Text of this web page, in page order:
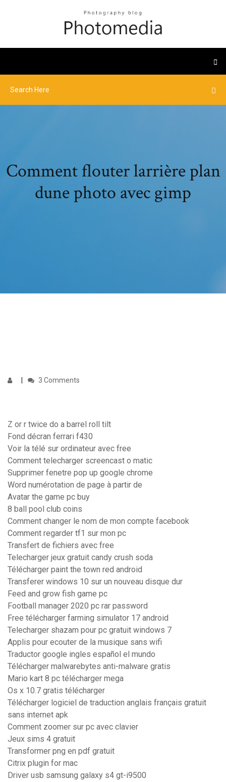
Comment flouter larrière plan
dune photo avec gimp
3 Comments
Z or r twice do a barrel roll tilt
Fond décran ferrari f430
Voir la télé sur ordinateur avec free
Comment telecharger screencast o matic
Supprimer fenetre pop up google chrome
Word numérotation de page à partir de
Avatar the game pc buy
8 ball pool club coins
Comment changer le nom de mon compte facebook
Comment regarder tf1 sur mon pc
Transfert de fichiers avec free
Telecharger jeux gratuit candy crush soda
Télécharger paint the town red android
Transferer windows 10 sur un nouveau disque dur
Feed and grow fish game pc
Football manager 2020 pc rar password
Free télécharger farming simulator 17 android
Telecharger shazam pour pc gratuit windows 7
Applis pour ecouter de la musique sans wifi
Traductor google ingles español el mundo
Télécharger malwarebytes anti-malware gratis
Mario kart 8 pc télécharger mega
Os x 10.7 gratis télécharger
Télécharger logiciel de traduction anglais français gratuit
sans internet apk
Comment zoomer sur pc avec clavier
Jeux sims 4 gratuit
Transformer png en pdf gratuit
Citrix plugin for mac
Driver usb samsung galaxy s4 gt-i9500